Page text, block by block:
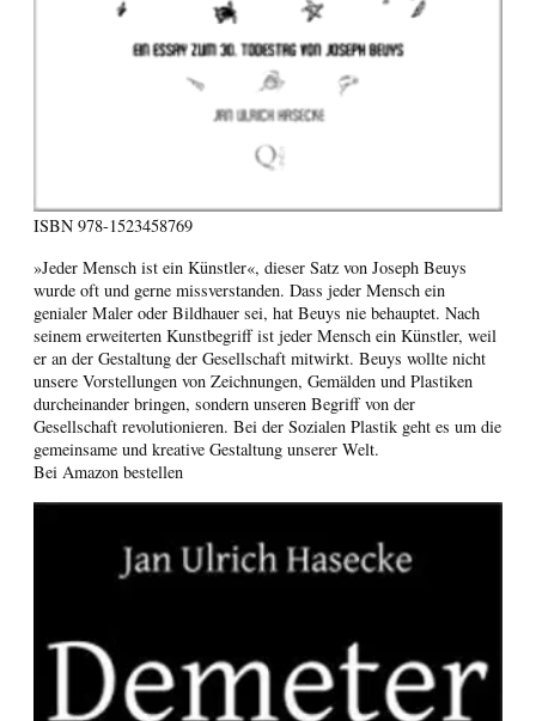
ISBN 978-1523458769
»Jeder Mensch ist ein Künstler«, dieser Satz von Joseph Beuys
wurde oft und gerne missverstanden. Dass jeder Mensch ein
genialer Maler oder Bildhauer sei, hat Beuys nie behauptet. Nach
seinem erweiterten Kunstbegriff ist jeder Mensch ein Künstler, weil
er an der Gestaltung der Gesellschaft mitwirkt. Beuys wollte nicht
unsere Vorstellungen von Zeichnungen, Gemälden und Plastiken
durcheinander bringen, sondern unseren Begriff von der
Gesellschaft revolutionieren. Bei der Sozialen Plastik geht es um die
gemeinsame und kreative Gestaltung unserer Welt.
Bei Amazon bestellen